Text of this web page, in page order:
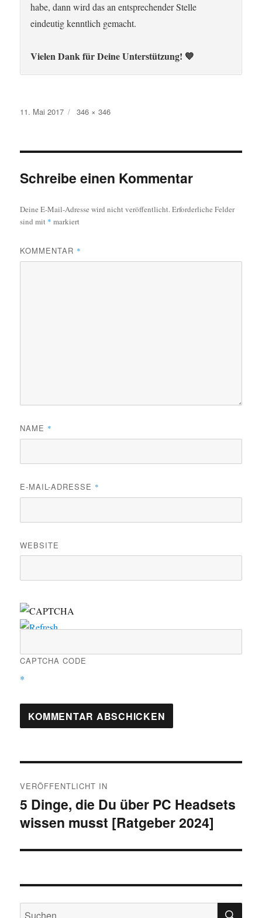
habe, dann wird das an entsprechender Stelle
eindeutig kenntlich gemacht.
Vielen Dank für Deine Unterstützung! 💙
Veröffentlicht
11. Mai 2017 Originalgröße
346 × 346
Schreibe einen Kommentar
Deine E-Mail-Adresse wird nicht veröffentlicht.Erforderliche Felder
sind mit * markiert
KOMMENTAR *
NAME *
E-MAIL-ADRESSE *
WEBSITE
CAPTCHA CODE
*
VERÖFFENTLICHT IN
5 Dinge, die Du über PC Headsets
wissen musst [Ratgeber 2024]
Suchen